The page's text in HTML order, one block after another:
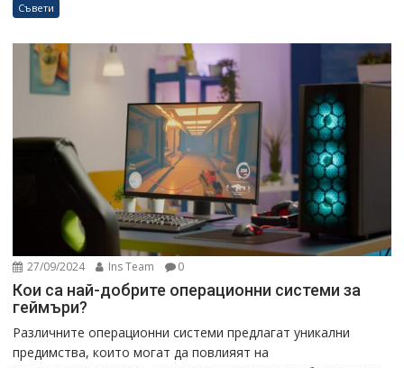
Съвети
27/09/2024 Ins Team 0
Кои са най-добрите операционни системи за
геймъри?
Различните операционни системи предлагат уникални
предимства, които могат да повлияят на